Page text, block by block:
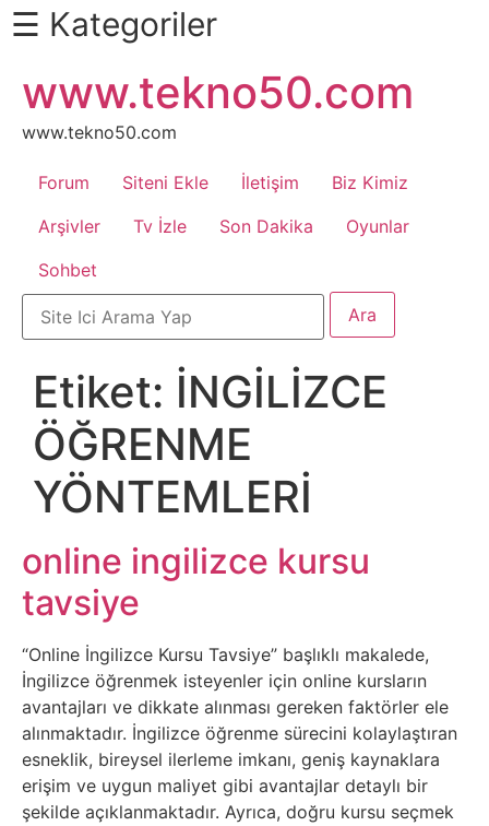
Daha
Fazlası
İçin
Kaydır
Android
Apk
Arabalar
Bankacılık
İşlemleri
Belgesel
Bilgi
Bilgisayar
Bilim
Bitcoin
Bitkiler
☰ Kategoriler
atla
www.tekno50.com
www.tekno50.com
Forum Siteni Ekle İletişim
Biz Kimiz
Arşivler
Tv İzle Son Dakika
Oyunlar
Sohbet
Etiket: İNGİLİZCE
ÖĞRENME
YÖNTEMLERİ
online ingilizce kursu
tavsiye
“Online İngilizce Kursu Tavsiye” başlıklı makalede,
İngilizce öğrenmek isteyenler için online kursların
avantajları ve dikkate alınması gereken faktörler ele
alınmaktadır. İngilizce öğrenme sürecini kolaylaştıran
esneklik, bireysel ilerleme imkanı, geniş kaynaklara
erişim ve uygun maliyet gibi avantajlar detaylı bir
şekilde açıklanmaktadır. Ayrıca, doğru kursu seçmek